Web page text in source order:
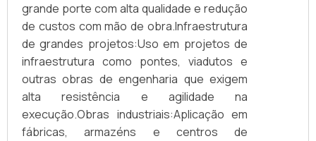
grande porte com alta qualidade e redução
de custos com mão de obra.Infraestrutura
de grandes projetos:Uso em projetos de
infraestrutura como pontes, viadutos e
outras obras de engenharia que exigem
alta resistência e agilidade na
execução.Obras industriais:Aplicação em
fábricas, armazéns e centros de